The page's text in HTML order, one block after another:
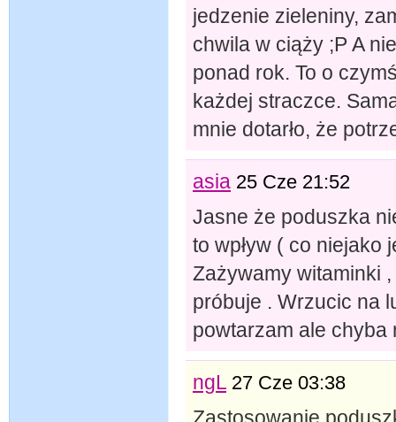
jedzenie zieleniny,
chwila w ciąży ;P A
ponad rok. To o
każdej straczce.
mnie dotarło, że
asia 25 Cze 21:52
Jasne że poduszka
to wpływ ( co niejako
Zażywamy witaminki
próbuje . Wrzucic na
powtarzam ale chyba
ngL 27 Cze 03:38
Zastosowanie